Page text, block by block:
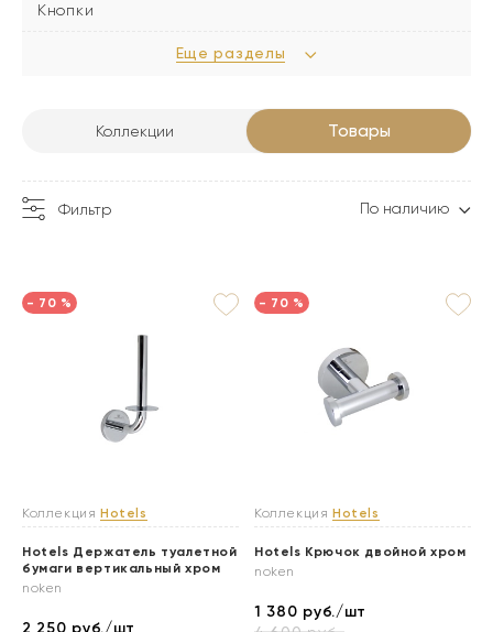
Кнопки
Еще разделы
Коллекции Товары
Фильтр По наличию
- 70 %
Коллекция Hotels
Hotels Держатель туалетной
бумаги вертикальный хром
noken
2 250 руб./шт
- 70 %
Коллекция Hotels
Hotels Крючок двойной хром
noken
1 380 руб./шт